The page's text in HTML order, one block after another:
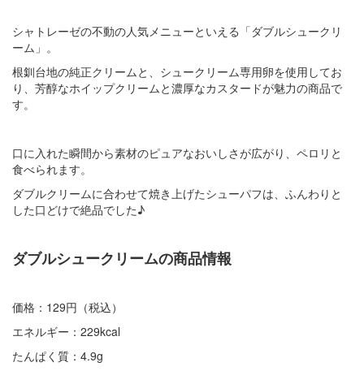
シャトレーゼの不動の人気メニューといえる「ダブルシュークリ
ーム」。
根釧台地の純正クリームと、シュークリーム専用卵を使用してお
り、芳醇なホイップクリームと濃厚なカスタードが魅力の商品で
す。
口に入れた瞬間から素材のピュアなおいしさが広がり、ペロリと
食べられます。
ダブルクリームに合わせて焼き上げたシューパフは、ふんわりと
した口どけで絶品でした♪
ダブルシュークリームの商品情報
価格：129円（税込）
エネルギー：229kcal
たんぱく質：4.9g